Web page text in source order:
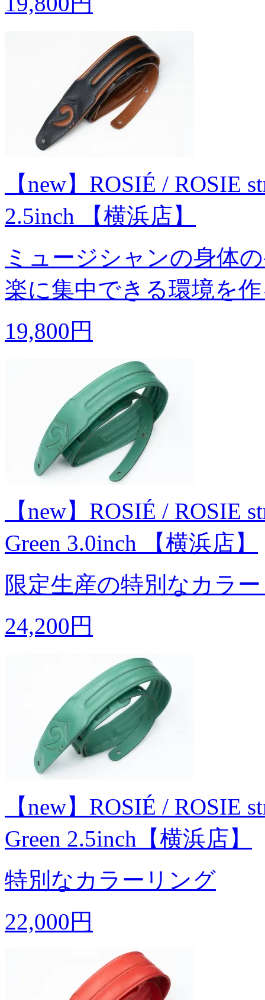
【new】ROSIÉ / ROSIE
2.5inch 【横浜店】
ミュージシャンの身体
楽に集中できる環境を
19,800円
【new】ROSIÉ / ROSIE
Green 3.0inch 【横浜店】
限定生産の特別なカラ
24,200円
【new】ROSIÉ / ROSIE
Green 2.5inch【横浜店】
特別なカラーリング
22,000円